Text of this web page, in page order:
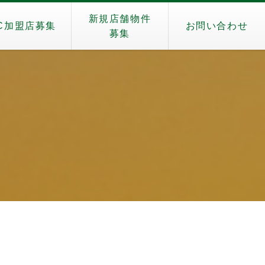
加盟店募集
新規店舗物件
募集
お問い合わせ